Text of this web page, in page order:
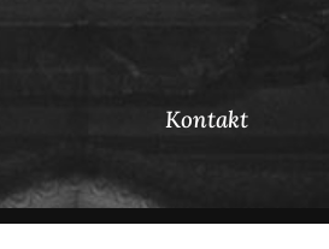
Кontakt